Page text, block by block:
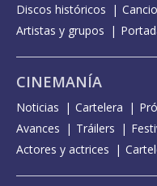
Discos históricos
Artistas y grupos
CINEMANÍA
Noticias Cartelera
Avances
Tráilers
Actores y actrices